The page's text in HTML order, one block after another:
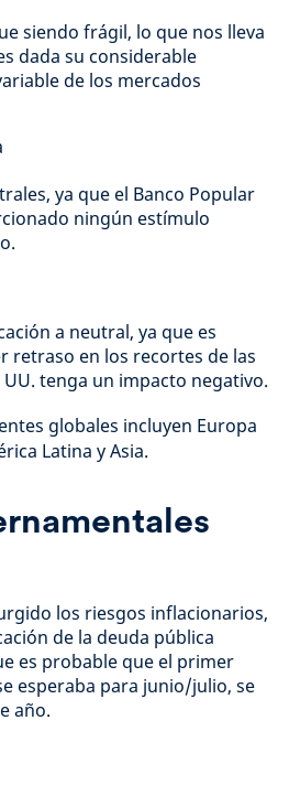
siendo frágil, lo que nos lleva
dada su considerable
de los mercados
ya que el Banco Popular
ningún estímulo
a neutral, ya que es
retraso en los recortes de las
UU. tenga un impacto negativo.
globales incluyen Europa
Latina y Asia.
los riesgos inflacionarios,
de la deuda pública
es probable que el primer
esperaba para junio/julio, se
año.